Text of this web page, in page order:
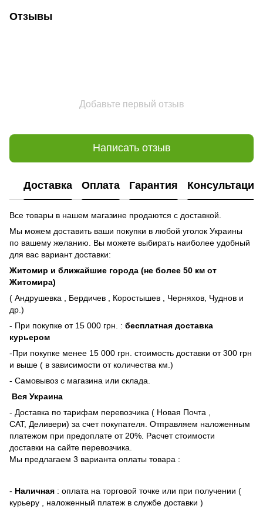
Отзывы
Добавьте первый отзыв
Написать отзыв
Доставка Оплата Гарантия Консультация
Все товары в нашем магазине продаются с доставкой.
Мы можем доставить ваши покупки в любой уголок Украины
по вашему желанию. Вы можете выбирать наиболее удобный
для вас вариант доставки:
Житомир и ближайшие города (не более 50 км от
Житомира)
( Андрушевка , Бердичев , Коростышев , Черняхов, Чуднов и
др.)
- При покупке от 15 000 грн. : бесплатная доставка
курьером
-При покупке менее 15 000 грн. стоимость доставки от 300 грн
и выше ( в зависимости от количества км.)
- Самовывоз с магазина или склада.
Вся Украина
- Доставка по тарифам перевозчика ( Новая Почта ,
САТ, Деливери) за счет покупателя. Отправляем наложенным
платежом при предоплате от 20%. Расчет стоимости
доставки на сайте перевозчика.
Мы предлагаем 3 варианта оплаты товара :
- Наличная : оплата на торговой точке или при получении (
курьеру , наложенный платеж в службе доставки )